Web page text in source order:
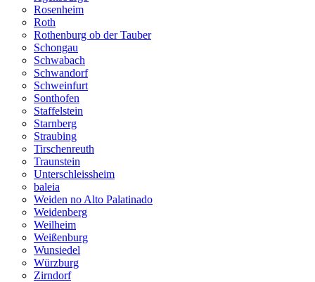
Rosenheim
Roth
Rothenburg ob der Tauber
Schongau
Schwabach
Schwandorf
Schweinfurt
Sonthofen
Staffelstein
Starnberg
Straubing
Tirschenreuth
Traunstein
Unterschleissheim
baleia
Weiden no Alto Palatinado
Weidenberg
Weilheim
Weißenburg
Wunsiedel
Würzburg
Zirndorf